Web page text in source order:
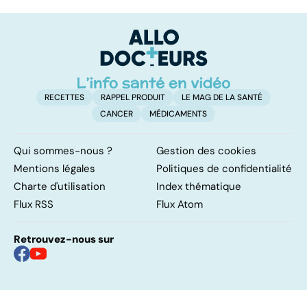
RECETTES RAPPEL PRODUIT
LE MAG DE LA SANTÉ
CANCER
MÉDICAMENTS
Qui sommes-nous ?
Gestion des cookies
Mentions légales
Politiques de confidentialité
Charte d'utilisation
Index thématique
Flux RSS
Flux Atom
Retrouvez-nous sur